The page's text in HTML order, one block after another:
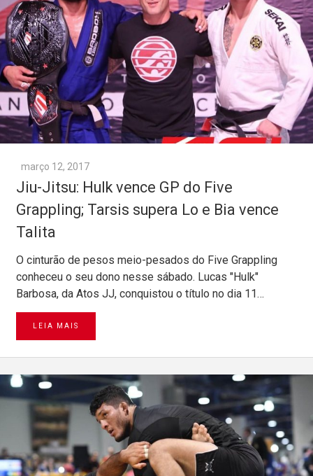
março 12, 2017
Jiu-Jitsu: Hulk vence GP do Five
Grappling; Tarsis supera Lo e Bia vence
Talita
O cinturão de pesos meio-pesados do Five Grappling
conheceu o seu dono nesse sábado. Lucas "Hulk"
Barbosa, da Atos JJ, conquistou o título no dia 11…
LEIA MAIS